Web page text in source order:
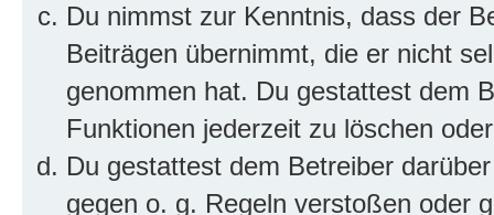
Du nimmst zur Kenntnis, dass der
Beiträgen übernimmt, die er nicht
genommen hat. Du gestattest dem
Funktionen jederzeit zu löschen
Du gestattest dem Betreiber
gegen o. g. Regeln verstoßen oder